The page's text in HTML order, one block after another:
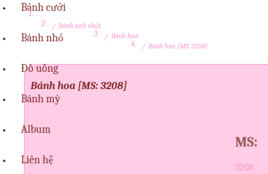
Bánh cưới
Bánh nhỏ
Đồ uống
Bánh mỳ
Album
Liên hệ
/ Bánh sinh nhật
/ Bánh hoa
/ Bánh hoa [MS: 3208]
Bánh hoa [MS: 3208]
MS:
3208